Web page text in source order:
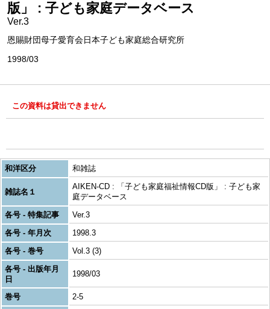
版」 : 子ども家庭データベース
Ver.3
恩賜財団母子愛育会日本子ども家庭総合研究所
1998/03
この資料は貸出できません
和洋区分 和雑誌
雑誌名１
AIKEN-CD : 「子ども家庭福祉情報CD版」 : 子ども家
庭データベース
各号 - 特集記事
Ver.3
各号 - 年月次
1998.3
各号 - 巻号
Vol.3 (3)
各号 - 出版年月
日
1998/03
巻号 2-5